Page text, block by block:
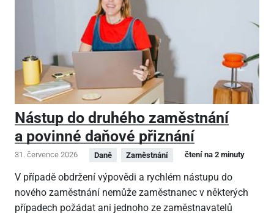
Nástup do druhého zaměstnání
a povinné daňové přiznání
31. července 2026 Daně Zaměstnání čtení na 2 minuty
V případě obdržení výpovědi a rychlém nástupu do
nového zaměstnání nemůže zaměstnanec v některých
případech požádat ani jednoho ze zaměstnavatelů